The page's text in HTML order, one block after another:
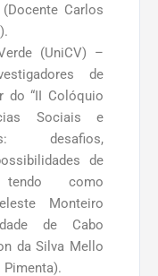
Carlos
(UniCV) –
de
do “II Colóquio
Sociais e
desafios,
de
tendo como
Monteiro
de Cabo
da Silva Mello